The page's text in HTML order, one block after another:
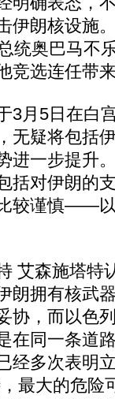
伊朗核设施
统奥巴马不
竞选连任带
月5日在白
无疑将包括
进一步提升
括对伊朗的
较谨慎――
森施塔特
拥有核武
协，而以色
在同一条道
经多次表明
最大的危险